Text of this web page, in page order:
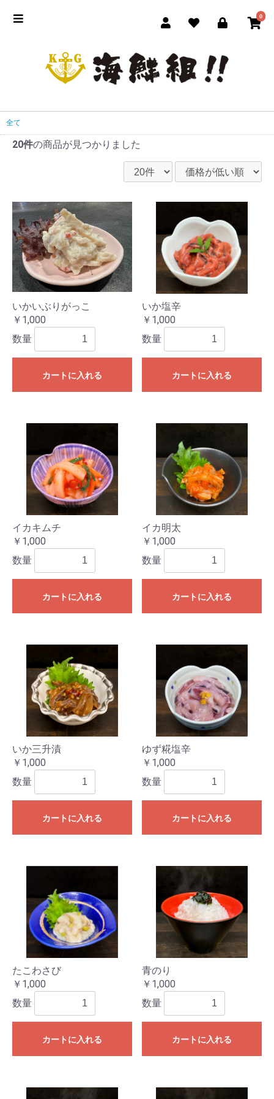
0
全て
20件の商品が見つかりました
いかいぶりがっこ
￥1,000
数量
カートに入れる
いか塩辛
￥1,000
数量
カートに入れる
イカキムチ
￥1,000
数量
カートに入れる
イカ明太
￥1,000
数量
カートに入れる
いか三升漬
￥1,000
数量
カートに入れる
ゆず糀塩辛
￥1,000
数量
カートに入れる
たこわさび
￥1,000
数量
カートに入れる
青のり
￥1,000
数量
カートに入れる